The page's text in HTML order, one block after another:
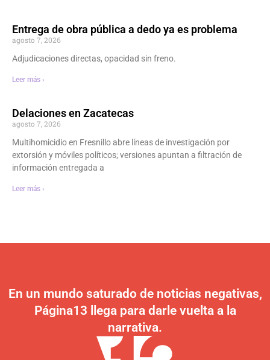
Entrega de obra pública a dedo ya es problema
agosto 7, 2026
Adjudicaciones directas, opacidad sin freno.
Leer más ›
Delaciones en Zacatecas
agosto 7, 2026
Multihomicidio en Fresnillo abre líneas de investigación por
extorsión y móviles políticos; versiones apuntan a filtración de
información entregada a
Leer más ›
En un mundo saturado de noticias negativas,
Página13 llega para darle vuelta a la
narrativa.